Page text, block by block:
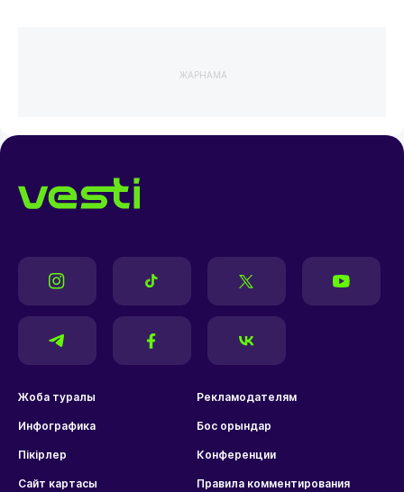
ЖАРНАМА
Жоба туралы Рекламодателям
Инфографика Бос орындар
Пікірлер Конференции
Сайт картасы Правила комментирования